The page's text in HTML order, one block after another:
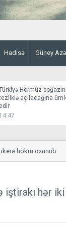
Hadisə Güney
Hörmüz
açılacağına
edir
14:47
hökm oxunub
iştirakı hər iki